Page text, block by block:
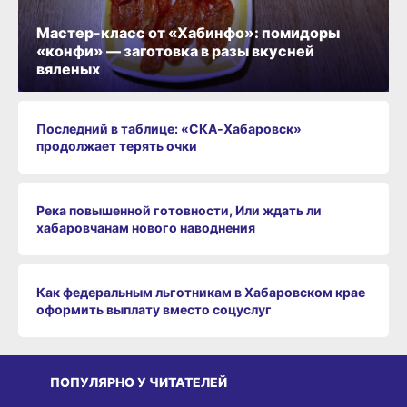
Последний в таблице: «СКА‑Хабаровск»
продолжает терять очки
Река повышенной готовности, Или ждать ли
хабаровчанам нового наводнения
Как федеральным льготникам в Хабаровском крае
оформить выплату вместо соцуслуг
Мастер-класс от «Хабинфо»: помидоры
«конфи» — заготовка в разы вкусней
вяленых
ПОПУЛЯРНО У ЧИТАТЕЛЕЙ